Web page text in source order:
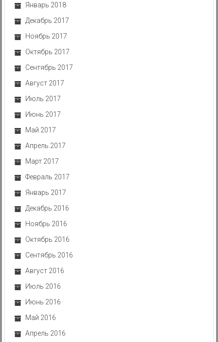
Январь 2018
Декабрь 2017
Ноябрь 2017
Октябрь 2017
Сентябрь 2017
Август 2017
Июль 2017
Июнь 2017
Май 2017
Апрель 2017
Март 2017
Февраль 2017
Январь 2017
Декабрь 2016
Ноябрь 2016
Октябрь 2016
Сентябрь 2016
Август 2016
Июль 2016
Июнь 2016
Май 2016
Апрель 2016